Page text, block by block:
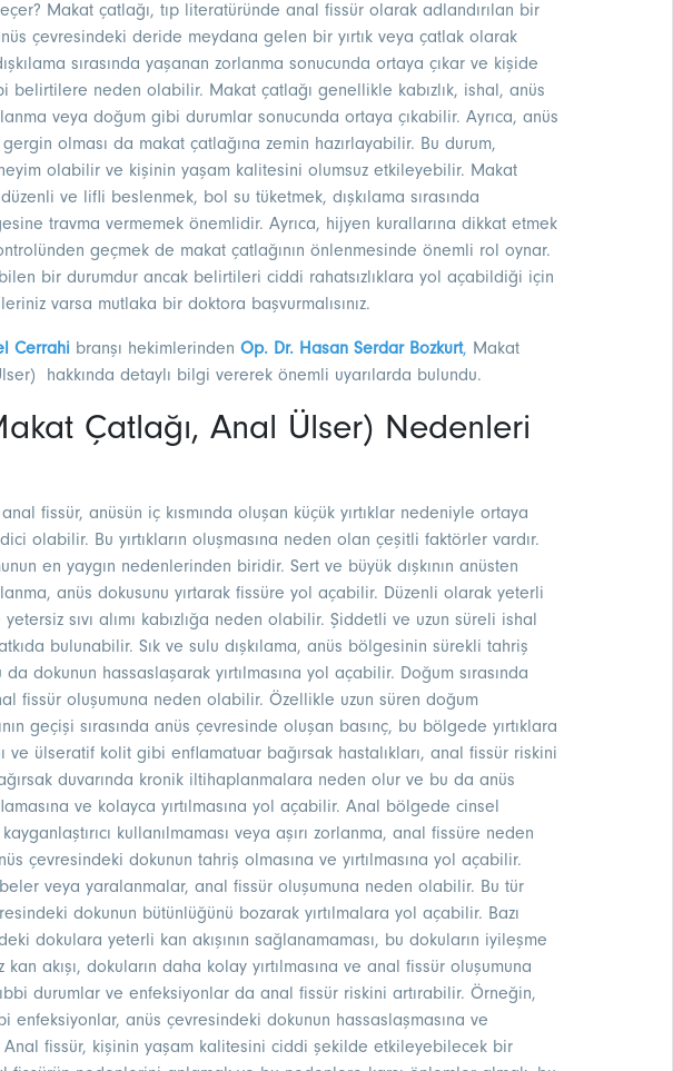
Makat çatlağı, tıp literatüründe anal fissür olarak adlandırılan bir
çevresindeki deride meydana gelen bir yırtık veya çatlak olarak
sırasında yaşanan zorlanma sonucunda ortaya çıkar ve kişide
belirtilere neden olabilir. Makat çatlağı genellikle kabızlık, ishal, anüs
veya doğum gibi durumlar sonucunda ortaya çıkabilir. Ayrıca, anüs
gergin olması da makat çatlağına zemin hazırlayabilir. Bu durum,
olabilir ve kişinin yaşam kalitesini olumsuz etkileyebilir. Makat
ve lifli beslenmek, bol su tüketmek, dışkılama sırasında
travma vermemek önemlidir. Ayrıca, hijyen kurallarına dikkat etmek
geçmek de makat çatlağının önlenmesinde önemli rol oynar.
bir durumdur ancak belirtileri ciddi rahatsızlıklara yol açabildiği için
varsa mutlaka bir doktora başvurmalısınız.
Cerrahi branşı hekimlerindenOp. Dr. Hasan Serdar Bozkurt, Makat
hakkında detaylı bilgi vererek önemli uyarılarda bulundu.
Çatlağı, Anal Ülser) Nedenleri
fissür, anüsün iç kısmında oluşan küçük yırtıklar nedeniyle ortaya
olabilir. Bu yırtıkların oluşmasına neden olan çeşitli faktörler vardır.
en yaygın nedenlerinden biridir. Sert ve büyük dışkının anüsten
anüs dokusunu yırtarak fissüre yol açabilir. Düzenli olarak yeterli
sıvı alımı kabızlığa neden olabilir. Şiddetli ve uzun süreli ishal
bulunabilir. Sık ve sulu dışkılama, anüs bölgesinin sürekli tahriş
dokunun hassaslaşarak yırtılmasına yol açabilir. Doğum sırasında
fissür oluşumuna neden olabilir. Özellikle uzun süren doğum
geçişi sırasında anüs çevresinde oluşan basınç, bu bölgede yırtıklara
ve ülseratif kolit gibi enflamatuar bağırsak hastalıkları, anal fissür riskini
duvarında kronik iltihaplanmalara neden olur ve bu da anüs
ve kolayca yırtılmasına yol açabilir. Anal bölgede cinsel
kullanılmaması veya aşırı zorlanma, anal fissüre neden
çevresindeki dokunun tahriş olmasına ve yırtılmasına yol açabilir.
veya yaralanmalar, anal fissür oluşumuna neden olabilir. Bu tür
dokunun bütünlüğünü bozarak yırtılmalara yol açabilir. Bazı
dokulara yeterli kan akışının sağlanamaması, bu dokuların iyileşme
kan akışı, dokuların daha kolay yırtılmasına ve anal fissür oluşumuna
durumlar ve enfeksiyonlar da anal fissür riskini artırabilir. Örneğin,
enfeksiyonlar, anüs çevresindeki dokunun hassaslaşmasına ve
Anal fissür, kişinin yaşam kalitesini ciddi şekilde etkileyebilecek bir